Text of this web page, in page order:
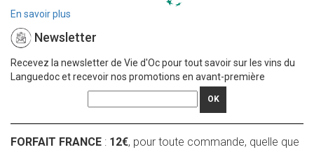
En savoir plus
Newsletter
Recevez la newsletter de Vie d'Oc pour tout savoir sur les vins du
Languedoc et recevoir nos promotions en avant-première
OK
FORFAIT FRANCE : 12€, pour toute commande, quelle que